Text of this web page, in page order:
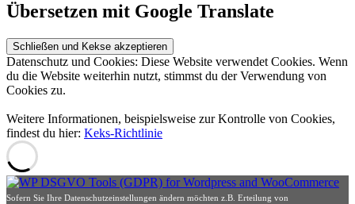
Übersetzen mit Google Translate
Datenschutz und Cookies: Diese Website verwendet Cookies. Wenn
du die Website weiterhin nutzt, stimmst du der Verwendung von
Cookies zu.
Weitere Informationen, beispielsweise zur Kontrolle von Cookies,
findest du hier: Keks-Richtlinie
Sofern Sie Ihre Datenschutzeinstellungen ändern möchten z.B. Erteilung von